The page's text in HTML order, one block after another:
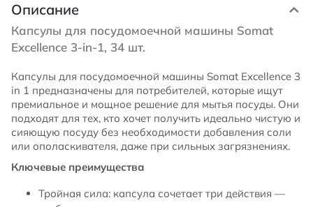
Описание
Капсулы для посудомоечной машины Somat
Excellence 3-in-1, 34 шт.
Капсулы для посудомоечной машины Somat Excellence 3
in 1 предназначены для потребителей, которые ищут
премиальное и мощное решение для мытья посуды. Они
подходят для тех, кто хочет получить идеально чистую и
сияющую посуду без необходимости добавления соли
или ополаскивателя, даже при сильных загрязнениях.
Ключевые преимущества
Тройная сила: капсула сочетает три действия —